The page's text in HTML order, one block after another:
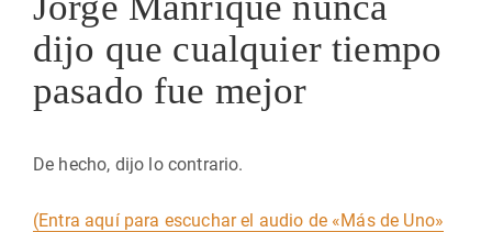
dijo que cualquier tiempo
pasado fue mejor
De hecho, dijo lo contrario.
(Entra aquí para escuchar el audio de «Más de Uno»